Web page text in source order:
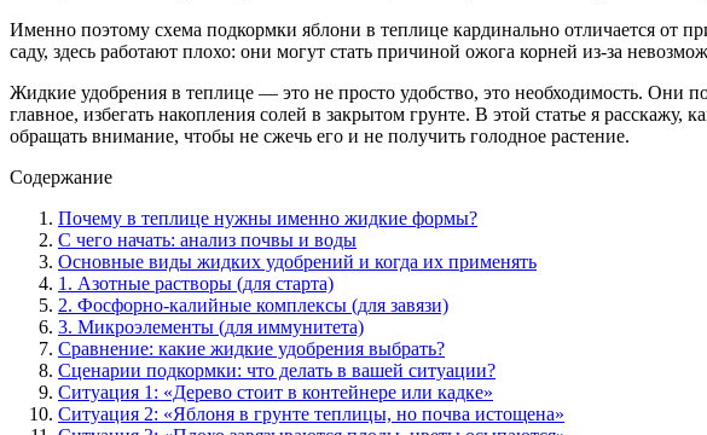
Именно поэтому схема подкормки яблони в теплице кардинально отличается от
саду, здесь работают плохо: они могут стать причиной ожога корней из-за
Жидкие удобрения в теплице — это не просто удобство, это необходимость. Они
главное, избегать накопления солей в закрытом грунте. В этой статье я
обращать внимание, чтобы не сжечь его и не получить голодное растение.
Содержание
Почему в теплице нужны именно жидкие формы?
С чего начать: анализ почвы и воды
Основные виды жидких удобрений и когда их применять
1. Азотные растворы (для старта)
2. Фосфорно-калийные комплексы (для завязи)
3. Микроэлементы (для иммунитета)
Сравнение: какие жидкие удобрения выбрать?
Сценарии подкормки: что делать в вашей ситуации?
Ситуация 1: «Дерево стоит в контейнере или кадке»
Ситуация 2: «Яблоня в грунте теплицы, но почва истощена»